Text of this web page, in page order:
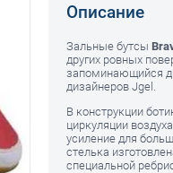
Описание
Зальные бутсы
других ровных
запоминающийся
дизайнеров Jgel.
В конструкции
циркуляции
усиление для
стелька
специальной